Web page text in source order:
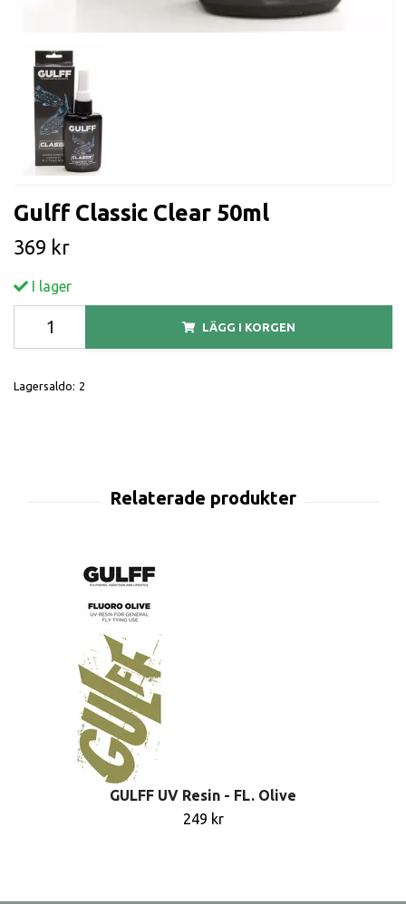
Gulff Classic Clear 50ml
369 kr
I lager
LÄGG I KORGEN
Lagersaldo: 2
GULFF UV Resin - FL. Olive
249 kr